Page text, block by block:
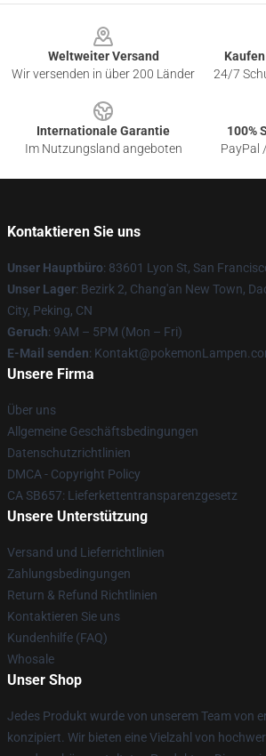
Weltweiter Versand
Wir versenden in über 200 Länder
24/7
Internationale Garantie
Im Nutzungsland angeboten
100%
PayPal
Kontaktieren Sie uns
Unser Hauptbüro: 83601 Lyon St, San
Unser Lager: Bezirk 2, Chang'an New Town,
City, Peking, CN
Geruch: 9AM – 5PM (Mon – Fri)
E-Mail senden:
Unsere Firma
Über uns
Allgemeine Geschäftsbedingungen
Datenschutzrichtlinien
DMCA - Copyright Policy
CA SB657: Lieferkettentransparenzgesetz
Unsere Unterstützung
Versand und Lieferrichtlinien
Zahlungsbedingungen
Return & Refund Richtlinien
Kontaktieren Sie uns
Kundenhilfe (FAQ)
Whosale
Unser Shop
Jedes Produkt wurde von unserem Team von
konzipiert. Wir bieten eine Vielzahl von